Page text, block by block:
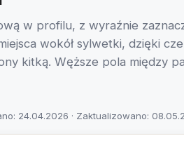
w profilu, z wyraźnie
wokół sylwetki, dzięki
kitką. Węższe pola między
24.04.2026 · Zaktualizowano: